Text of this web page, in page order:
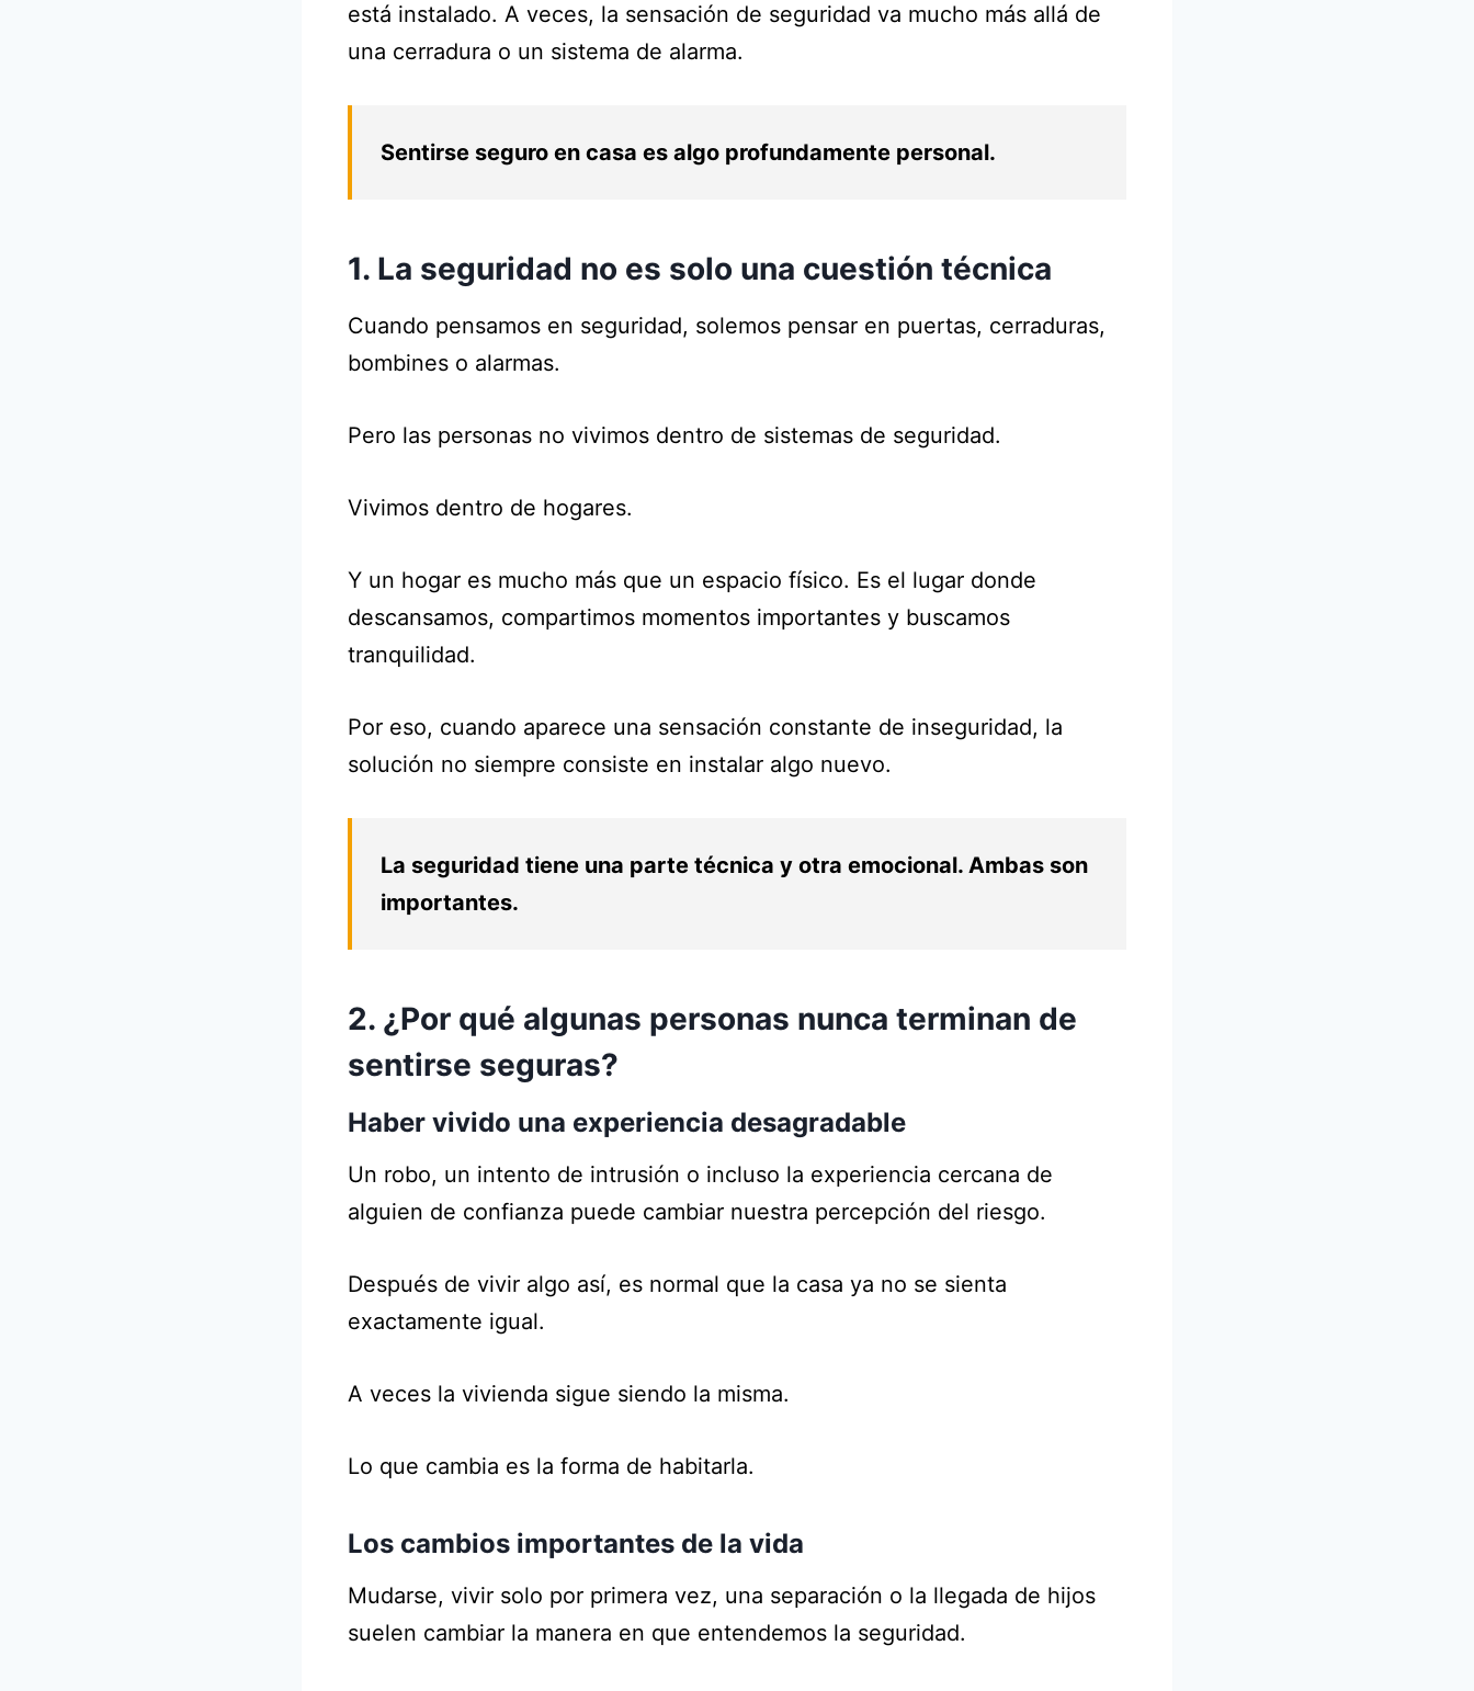
está instalado. A veces, la sensación de seguridad va mucho más allá de
una cerradura o un sistema de alarma.
Sentirse seguro en casa es algo profundamente personal.
1. La seguridad no es solo una cuestión técnica
Cuando pensamos en seguridad, solemos pensar en puertas, cerraduras,
bombines o alarmas.
Pero las personas no vivimos dentro de sistemas de seguridad.
Vivimos dentro de hogares.
Y un hogar es mucho más que un espacio físico. Es el lugar donde
descansamos, compartimos momentos importantes y buscamos
tranquilidad.
Por eso, cuando aparece una sensación constante de inseguridad, la
solución no siempre consiste en instalar algo nuevo.
La seguridad tiene una parte técnica y otra emocional. Ambas son
importantes.
2. ¿Por qué algunas personas nunca terminan de
sentirse seguras?
Haber vivido una experiencia desagradable
Un robo, un intento de intrusión o incluso la experiencia cercana de
alguien de confianza puede cambiar nuestra percepción del riesgo.
Después de vivir algo así, es normal que la casa ya no se sienta
exactamente igual.
A veces la vivienda sigue siendo la misma.
Lo que cambia es la forma de habitarla.
Los cambios importantes de la vida
Mudarse, vivir solo por primera vez, una separación o la llegada de hijos
suelen cambiar la manera en que entendemos la seguridad.